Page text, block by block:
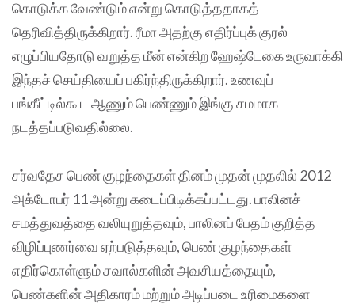
கொடுக்க வேண்டும் என்று கொடுத்ததாகத்
தெரிவித்திருக்கிறார். ரீமா அதற்கு எதிர்ப்புக் குரல்
எழுப்பியதோடு வறுத்த மீன் என்கிற ஹேஷ்டேகை உருவாக்கி
இந்தச் செய்தியைப் பகிர்ந்திருக்கிறார். உணவுப்
பங்கீட்டில்கூட ஆணும் பெண்ணும் இங்கு சமமாக
நடத்தப்படுவதில்லை.
சர்வதேச பெண் குழந்தைகள் தினம் முதன் முதலில் 2012
அக்டோபர் 11 அன்று கடைப்பிடிக்கப்பட்டது. பாலினச்
சமத்துவத்தை வலியுறுத்தவும், பாலினப் பேதம் குறித்த
விழிப்புணர்வை ஏற்படுத்தவும், பெண் குழந்தைகள்
எதிர்கொள்ளும் சவால்களின் அவசியத்தையும்,
பெண்களின் அதிகாரம் மற்றும் அடிப்படை உரிமைகளை